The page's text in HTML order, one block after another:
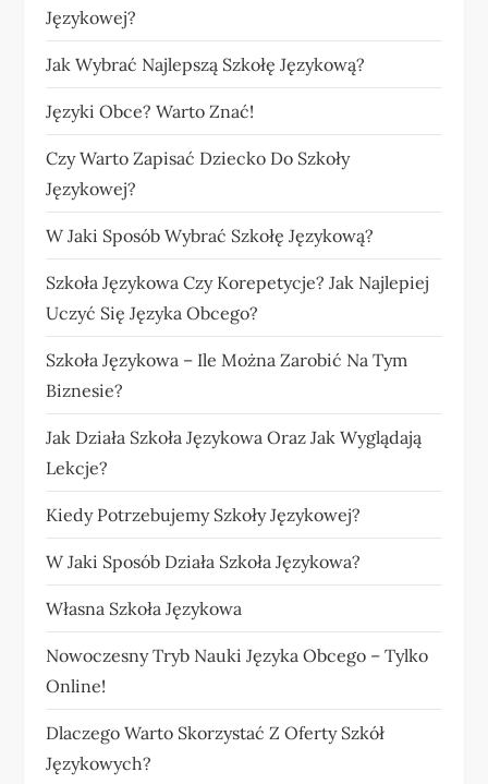
Językowej?
Jak Wybrać Najlepszą Szkołę Językową?
Języki Obce? Warto Znać!
Czy Warto Zapisać Dziecko Do Szkoły
Językowej?
W Jaki Sposób Wybrać Szkołę Językową?
Szkoła Językowa Czy Korepetycje? Jak Najlepiej
Uczyć Się Języka Obcego?
Szkoła Językowa – Ile Można Zarobić Na Tym
Biznesie?
Jak Działa Szkoła Językowa Oraz Jak Wyglądają
Lekcje?
Kiedy Potrzebujemy Szkoły Językowej?
W Jaki Sposób Działa Szkoła Językowa?
Własna Szkoła Językowa
Nowoczesny Tryb Nauki Języka Obcego – Tylko
Online!
Dlaczego Warto Skorzystać Z Oferty Szkół
Językowych?